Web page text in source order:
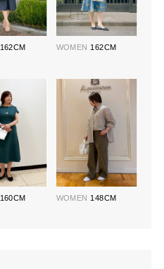
162CM WOMEN 162CM
160CM WOMEN 148CM